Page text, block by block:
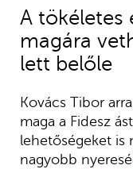
A tökéletes
magára
lett belőle
Kovács Tibor
maga a Fidesz
lehetőségeket is
nagyobb